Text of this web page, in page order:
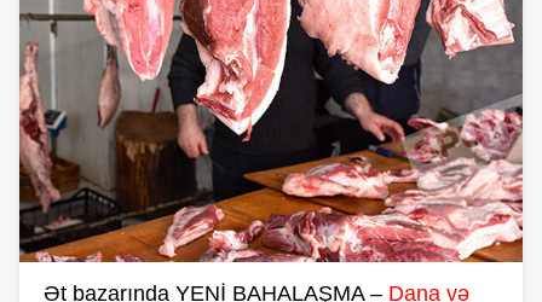
Ət bazarında YENİ BAHALAŞMA – Dana və